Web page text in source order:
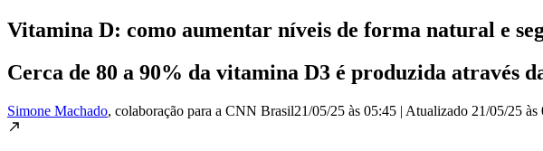
Vitamina D: como aumentar níveis de forma natural e
Cerca de 80 a 90% da vitamina D3 é produzida através
Simone Machado, colaboração para a CNN Brasil21/05/25 às 05:45 | Atualizado 21/05/25 às